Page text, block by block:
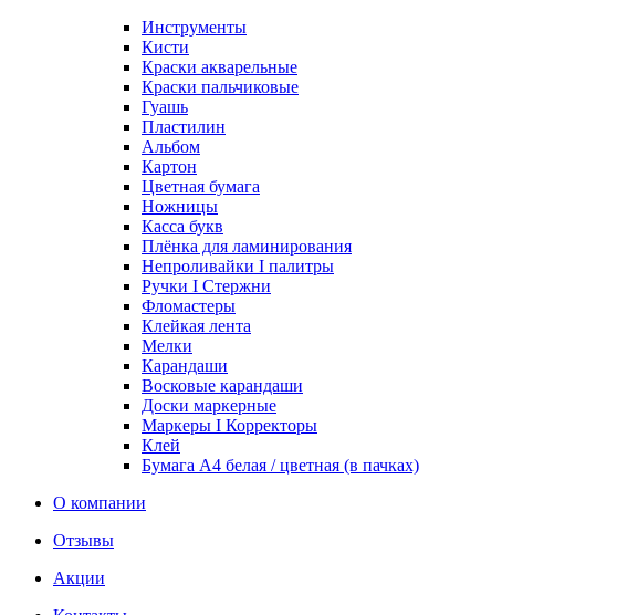
Инструменты
Кисти
Краски акварельные
Краски пальчиковые
Гуашь
Пластилин
Альбом
Картон
Цветная бумага
Ножницы
Касса букв
Плёнка для ламинирования
Непроливайки I палитры
Ручки I Стержни
Фломастеры
Клейкая лента
Мелки
Карандаши
Восковые карандаши
Доски маркерные
Маркеры I Корректоры
Клей
Бумага А4 белая / цветная (в пачках)
О компании
Отзывы
Акции